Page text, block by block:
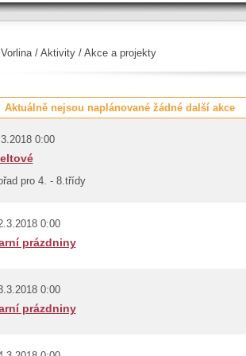
/ Aktivity/ Akce a projekty
Aktuálně nejsou naplánované žádné další akce
0:00
pro 4. - 8.třídy
0:00
prázdniny
0:00
prázdniny